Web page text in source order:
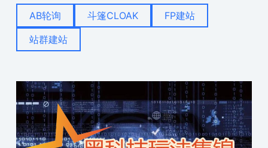
AB轮询 斗篷CLOAK
FP建站
站群建站